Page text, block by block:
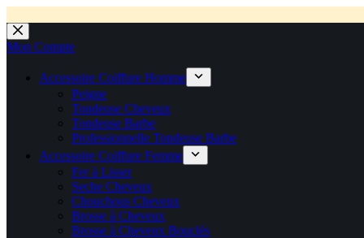
Passer
au
Mon Compte
Accessoire Coiffure Homme
Peigne
Tondeuse Cheveux
Tondeuse Barbe
Professionnelle Tondeuse Barbe
Accessoire Coiffure Femme
Fer à Lisser
Seche Cheveux
Chouchous Cheveux
Brosse à Cheveux
Brosse à Cheveux Bouclés